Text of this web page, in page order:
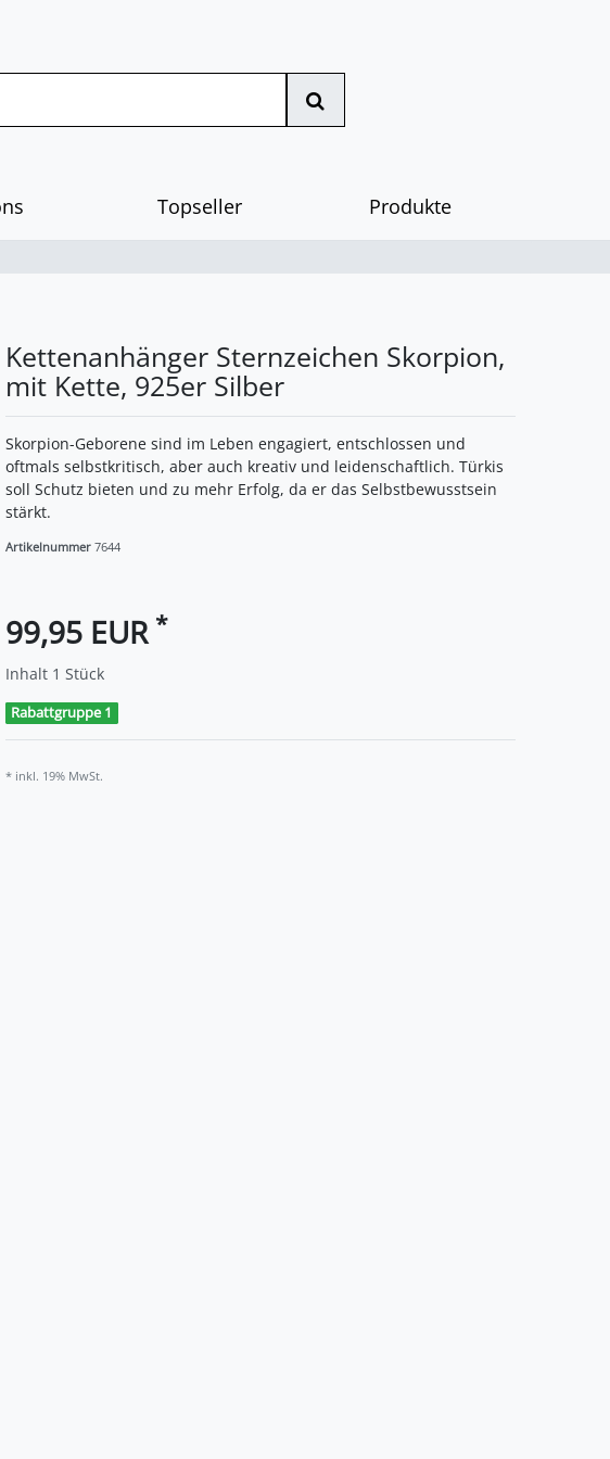
Topseller Produkte
Kettenanhänger Sternzeichen Skorpion,
mit Kette, 925er Silber
Skorpion-Geborene sind im Leben engagiert, entschlossen und
oftmals selbstkritisch, aber auch kreativ und leidenschaftlich. Türkis
soll Schutz bieten und zu mehr Erfolg, da er das Selbstbewusstsein
stärkt.
Artikelnummer 7644
99,95 EUR *
Inhalt 1 Stück
Rabattgruppe 1
* inkl. 19% MwSt.